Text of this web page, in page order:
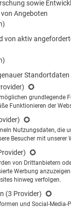
nach
Leiter
und
media.
sowie
Angeboten
von aktiv
Standortdaten
grundlegende
Funktionieren der
Nutzungsdaten, die
Besucher mit unserer
von Drittanbietern
Werbung
hinweg verfolgen.
(3 Provider)
und Social-Media-